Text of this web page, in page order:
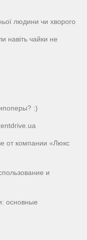
людини чи хворого
навіть чайки не
:)
от компании «Люкс
и
основные